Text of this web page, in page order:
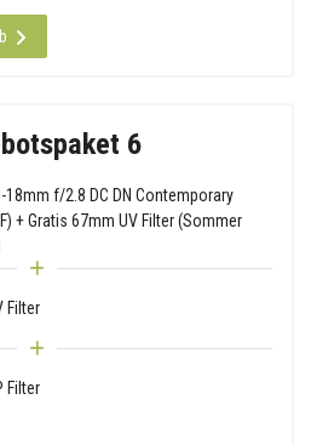
6
18mm f/2.8 DC DN Contemporary
+ Gratis 67mm UV Filter (Sommer
Filter
Filter